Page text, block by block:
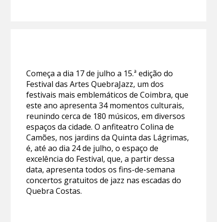
Começa a dia 17 de julho a 15.ª edição do
Festival das Artes QuebraJazz, um dos
festivais mais emblemáticos de Coimbra, que
este ano apresenta 34 momentos culturais,
reunindo cerca de 180 músicos, em diversos
espaços da cidade. O anfiteatro Colina de
Camões, nos jardins da Quinta das Lágrimas,
é, até ao dia 24 de julho, o espaço de
excelência do Festival, que, a partir dessa
data, apresenta todos os fins-de-semana
concertos gratuitos de jazz nas escadas do
Quebra Costas.